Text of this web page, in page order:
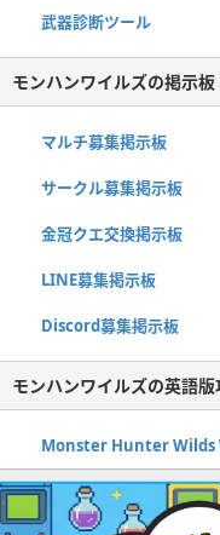
武器診断ツール
モンハンワイルズの掲示板
マルチ募集掲示板
サークル募集掲示板
金冠クエ交換掲示板
LINE募集掲示板
Discord募集掲示板
モンハンワイルズの英語版
Monster Hunter